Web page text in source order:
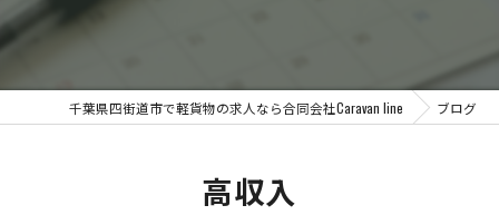
千葉県四街道市で軽貨物の求人なら合同会社Caravan line ブログ
高収入